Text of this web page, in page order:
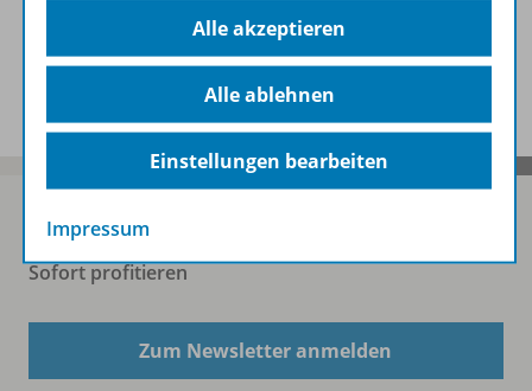
Benachrichtigungs-Service
Sofort profitieren
Zum Newsletter anmelden
Alle akzeptieren
Alle ablehnen
Einstellungen bearbeiten
Impressum